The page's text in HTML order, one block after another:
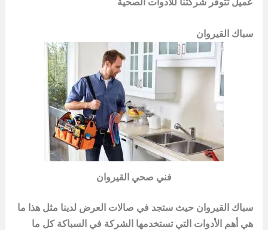
سباك القيروان
فني صحي القيروان
سباك القيروان حيث ستجد في صالات العرض لدينا مثل هذا ما
هي أهم الأدوات التي تستخدمها الشركة في السباكة كل ما